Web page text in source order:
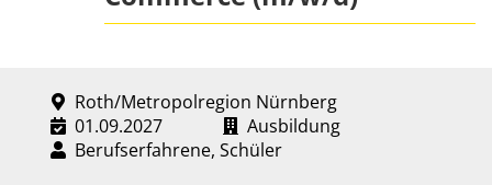
Roth/Metropolregion Nürnberg
01.09.2027
Ausbildung
Berufserfahrene, Schüler